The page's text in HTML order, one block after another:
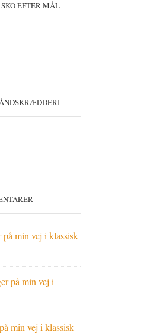
EFTER MÅL
min vej i klassisk
på min vej i
min vej i klassisk